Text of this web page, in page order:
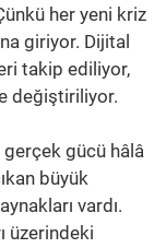
her yeni kriz
giriyor. Dijital
takip ediliyor,
değiştiriliyor.
gerçek gücü hâlâ
büyük
vardı.
üzerindeki